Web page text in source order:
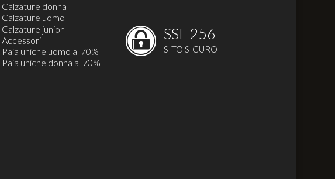
Calzature donna
Calzature uomo
Calzature estive
Calzature invernali
Espradillas uomo
Mocassini
Calzature junior
Accessori
Paia uniche uomo al 70%
Paia uniche donna al 70%
SSL-256
SITO SICURO